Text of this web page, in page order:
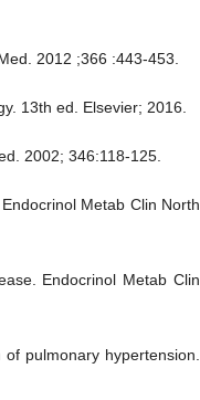
2012 ;366 :443-453.
13th ed. Elsevier; 2016.
2002; 346:118-125.
Metab Clin North
Endocrinol Metab Clin
pulmonary hypertension.